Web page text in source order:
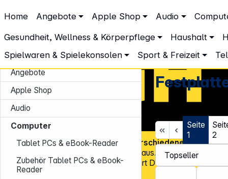
Home Angebote Apple Shop Audio
Gesundheit, Wellness & Körperpflege Haushalt
Spielwaren & Spielekonsolen
Sport & Freizeit
Computer Festplatten & Computer-Laufwerke Festplatten
Festplatten extern
Angebote
Apple Shop
Audio
Computer
Tablet PCs & eBook-Reader
Zubehör Tablet PCs & eBook-
Reader
Seite
1
2
Über45.000 Artikelund über600 verschiedene Marken,
Know-how und Erfahrung zeichnen uns aus. Mit mehr als
Kundenadressenin Deutschland gehört DGH zu den Top-
für CE-Technologieprodukte!